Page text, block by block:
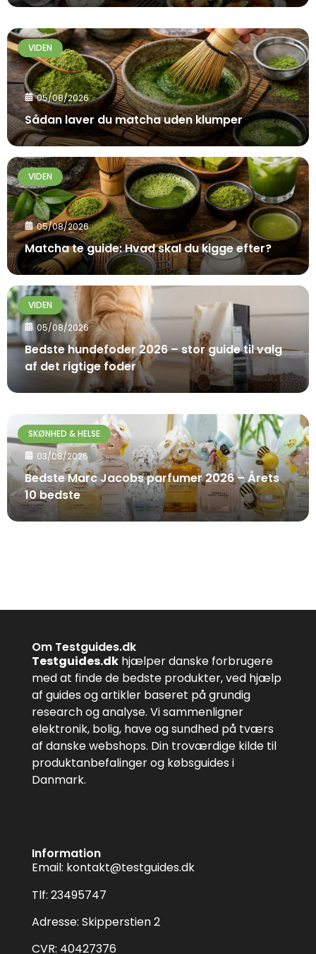
VIDEN
05/08/2026
Sådan laver du matcha uden klumper
VIDEN
05/08/2026
Matcha te guide: Hvad skal du kigge efter?
VIDEN
05/08/2026
Bedste hundefoder 2026 – stor guide til valg
af det rigtige foder
SKØNHED & HELSE
03/08/2026
Bedste Marc Jacobs parfumer 2026 – Årets
10 bedste
Om Testguides.dk
Testguides.dk hjælper danske forbrugere
med at finde de bedste produkter, ved hjælp
af guides og artikler baseret på grundig
research og analyse. Vi sammenligner
elektronik, bolig, have og sundhed på tværs
af danske webshops. Din troværdige kilde til
produktanbefalinger og købsguides i
Danmark.
Information
Email: kontakt@testguides.dk
Tlf: 23495747
Adresse: Skipperstien 2
CVR: 40427376